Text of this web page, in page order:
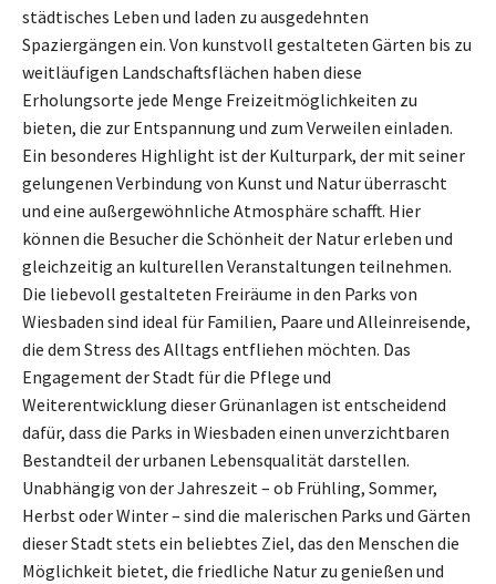
städtisches Leben und laden zu ausgedehnten
Spaziergängen ein. Von kunstvoll gestalteten Gärten bis zu
weitläufigen Landschaftsflächen haben diese
Erholungsorte jede Menge Freizeitmöglichkeiten zu
bieten, die zur Entspannung und zum Verweilen einladen.
Ein besonderes Highlight ist der Kulturpark, der mit seiner
gelungenen Verbindung von Kunst und Natur überrascht
und eine außergewöhnliche Atmosphäre schafft. Hier
können die Besucher die Schönheit der Natur erleben und
gleichzeitig an kulturellen Veranstaltungen teilnehmen.
Die liebevoll gestalteten Freiräume in den Parks von
Wiesbaden sind ideal für Familien, Paare und Alleinreisende,
die dem Stress des Alltags entfliehen möchten. Das
Engagement der Stadt für die Pflege und
Weiterentwicklung dieser Grünanlagen ist entscheidend
dafür, dass die Parks in Wiesbaden einen unverzichtbaren
Bestandteil der urbanen Lebensqualität darstellen.
Unabhängig von der Jahreszeit – ob Frühling, Sommer,
Herbst oder Winter – sind die malerischen Parks und Gärten
dieser Stadt stets ein beliebtes Ziel, das den Menschen die
Möglichkeit bietet, die friedliche Natur zu genießen und